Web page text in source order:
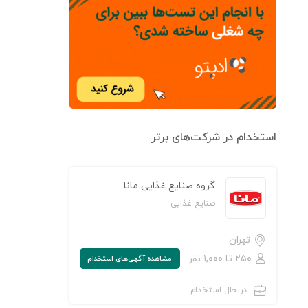
استخدام در شرکت‌های برتر
گروه صنایع غذایی مانا
صنایع غذایی
تهران
۲۵۰ تا ۱,۰۰۰ نفر
مشاهده‌ آگهی‌های استخدام
در حال استخدام